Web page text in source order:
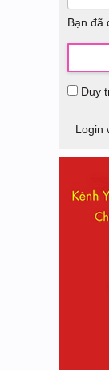
Bạn đã
Duy
Login